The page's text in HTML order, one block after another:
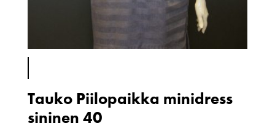
Tauko Piilopaikka minidress
sininen 40